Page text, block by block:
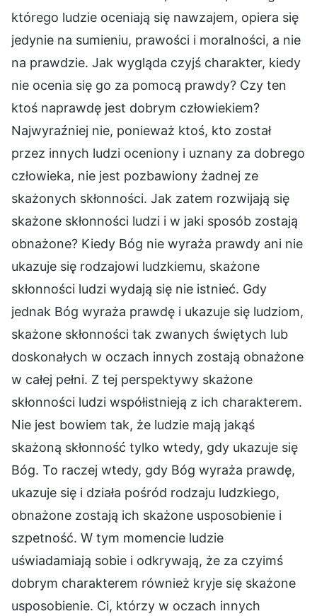
którego ludzie oceniają się nawzajem, opiera się
jedynie na sumieniu, prawości i moralności, a nie
na prawdzie. Jak wygląda czyjś charakter, kiedy
nie ocenia się go za pomocą prawdy? Czy ten
ktoś naprawdę jest dobrym człowiekiem?
Najwyraźniej nie, ponieważ ktoś, kto został
przez innych ludzi oceniony i uznany za dobrego
człowieka, nie jest pozbawiony żadnej ze
skażonych skłonności. Jak zatem rozwijają się
skażone skłonności ludzi i w jaki sposób zostają
obnażone? Kiedy Bóg nie wyraża prawdy ani nie
ukazuje się rodzajowi ludzkiemu, skażone
skłonności ludzi wydają się nie istnieć. Gdy
jednak Bóg wyraża prawdę i ukazuje się ludziom,
skażone skłonności tak zwanych świętych lub
doskonałych w oczach innych zostają obnażone
w całej pełni. Z tej perspektywy skażone
skłonności ludzi współistnieją z ich charakterem.
Nie jest bowiem tak, że ludzie mają jakąś
skażoną skłonność tylko wtedy, gdy ukazuje się
Bóg. To raczej wtedy, gdy Bóg wyraża prawdę,
ukazuje się i działa pośród rodzaju ludzkiego,
obnażone zostają ich skażone usposobienie i
szpetność. W tym momencie ludzie
uświadamiają sobie i odkrywają, że za czyimś
dobrym charakterem również kryje się skażone
usposobienie. Ci, którzy w oczach innych